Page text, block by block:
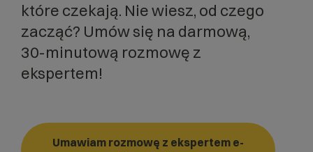
które czekają. Nie wiesz, od czego
zacząć? Umów się na darmową,
30-minutową rozmowę z
ekspertem!
Umawiam rozmowę z ekspertem e-